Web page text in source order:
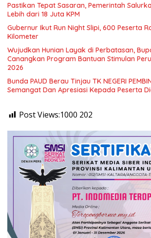
Pastikan Tepat Sasaran, Pemerintah
Lebih dari 18 Juta KPM
Gubernur Ikut Run Night Slipi, 600 Peserta
Kilometer
Wujudkan Hunian Layak di Perbatasan,
Canangkan Program Bantuan Stimulan
2026
Bunda PAUD Berau Tinjau TK NEGERI
Semangat Dan Apresiasi Kepada Peserta
Post Views:1000 202